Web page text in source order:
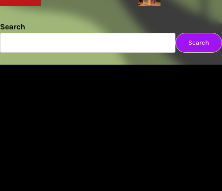
Search
Search